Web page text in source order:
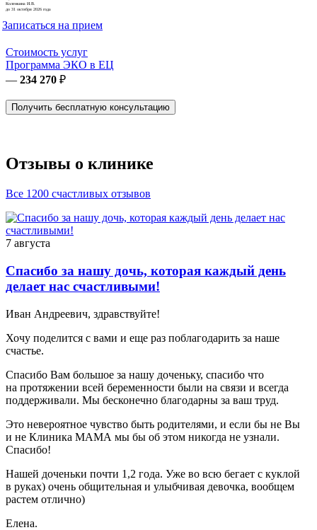
Коленкина И.В.
до 31 октября 2026 года
Записаться на прием
Стоимость услуг
Программа ЭКО в ЕЦ
— 234 270 ₽
Получить бесплатную консультацию
Отзывы о клинике
Все 1200 счастливых отзывов
7 августа
Спасибо за нашу дочь, которая каждый день
делает нас счастливыми!
Иван Андреевич, здравствуйте!
Хочу поделится с вами и еще раз поблагодарить за наше
счастье.
Спасибо Вам большое за нашу доченьку, спасибо что
на протяжении всей беременности были на связи и всегда
поддерживали. Мы бесконечно благодарны за ваш труд.
Это невероятное чувство быть родителями, и если бы не Вы
и не Клиника МАМА мы бы об этом никогда не узнали.
Спасибо!
Нашей доченьки почти 1,2 года. Уже во всю бегает с куклой
в руках) очень общительная и улыбчивая девочка, вообщем
растем отлично)
Елена.